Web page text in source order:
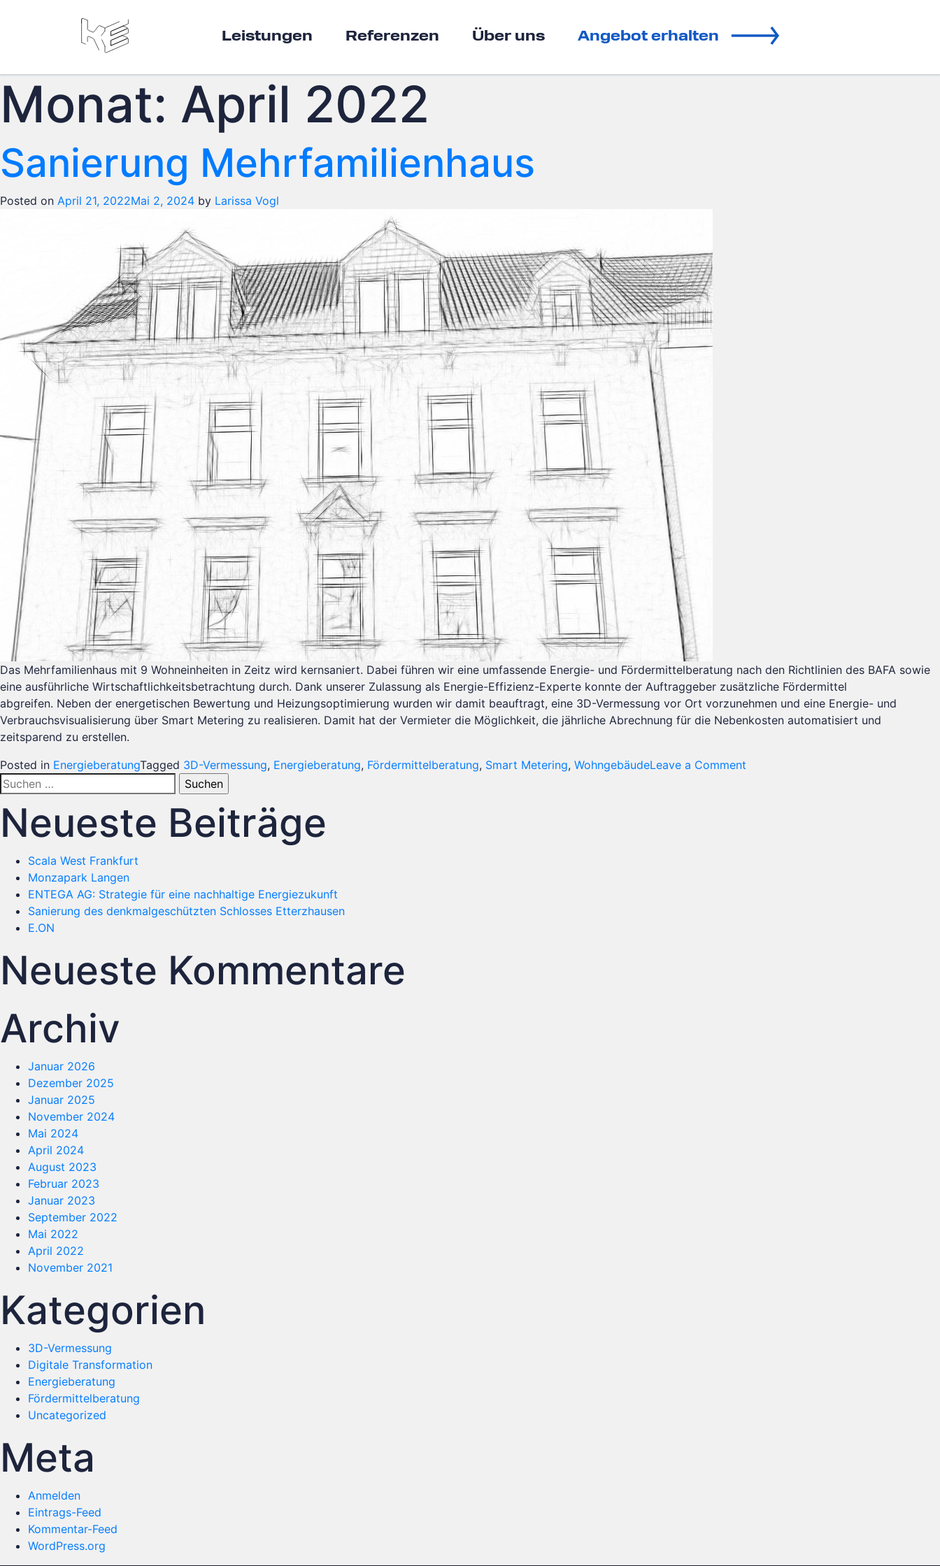
Leistungen Referenzen Über uns Angebot erhalten
Monat: April 2022
Sanierung Mehrfamilienhaus
Posted on April 21, 2022Mai 2, 2024 by Larissa Vogl
Das Mehrfamilienhaus mit 9 Wohneinheiten in Zeitz wird kernsaniert. Dabei führen wir eine umfassende Energie- und Fördermittelberatung nach den Richtlinien des BAFA sowie
eine ausführliche Wirtschaftlichkeitsbetrachtung durch. Dank unserer Zulassung als Energie-Effizienz-Experte konnte der Auftraggeber zusätzliche Fördermittel
abgreifen. Neben der energetischen Bewertung und Heizungsoptimierung wurden wir damit beauftragt, eine 3D-Vermessung vor Ort vorzunehmen und eine Energie- und
Verbrauchsvisualisierung über Smart Metering zu realisieren. Damit hat der Vermieter die Möglichkeit, die jährliche Abrechnung für die Nebenkosten automatisiert und
zeitsparend zu erstellen.
Posted in EnergieberatungTagged 3D-Vermessung, Energieberatung, Fördermittelberatung, Smart Metering, WohngebäudeLeave a Comment
Suchen
nach:
Neueste Beiträge
Scala West Frankfurt
Monzapark Langen
ENTEGA AG: Strategie für eine nachhaltige Energiezukunft
Sanierung des denkmalgeschützten Schlosses Etterzhausen
E.ON
Neueste Kommentare
Archiv
Januar 2026
Dezember 2025
Januar 2025
November 2024
Mai 2024
April 2024
August 2023
Februar 2023
Januar 2023
September 2022
Mai 2022
April 2022
November 2021
Kategorien
3D-Vermessung
Digitale Transformation
Energieberatung
Fördermittelberatung
Uncategorized
Meta
Anmelden
Eintrags-Feed
Kommentar-Feed
WordPress.org